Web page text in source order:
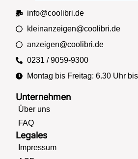
Unternehmen
Über uns
FAQ
Legales
Impressum
info@coolibri.de
kleinanzeigen@coolibri.de
anzeigen@coolibri.de
0231 / 9059-9300
Montag bis Freitag: 6.30 Uhr